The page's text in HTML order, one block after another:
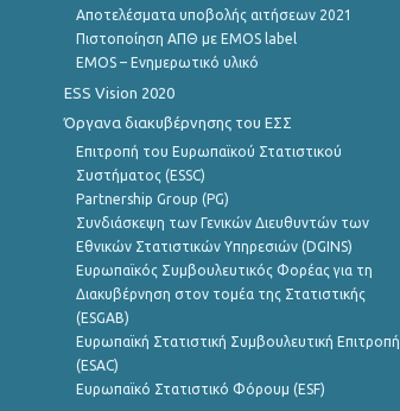
Αποτελέσματα υποβολής αιτήσεων 2021
Πιστοποίηση ΑΠΘ με EMOS label
EMOS – Ενημερωτικό υλικό
ESS Vision 2020
Όργανα διακυβέρνησης του ΕΣΣ
Επιτροπή του Ευρωπαϊκού Στατιστικού
Συστήματος (ESSC)
Partnership Group (PG)
Συνδιάσκεψη των Γενικών Διευθυντών των
Εθνικών Στατιστικών Υπηρεσιών (DGINS)
Ευρωπαϊκός Συμβουλευτικός Φορέας για τη
Διακυβέρνηση στον τομέα της Στατιστικής
(ESGAB)
Ευρωπαϊκή Στατιστική Συμβουλευτική Επιτροπή
(ESAC)
Ευρωπαϊκό Στατιστικό Φόρουμ (ESF)